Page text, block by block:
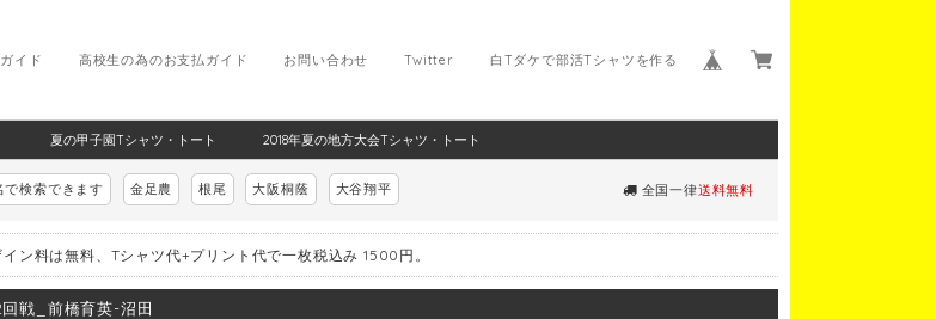
白Tダケで部活Tシャツを作る
Twitter
お問い合わせ
高校生の為のお支払ガイド
イド
夏の甲子園Tシャツ・トート 2018年夏の地方大会Tシャツ・トート
で検索できます 金足農 根尾 大阪桐蔭 大谷翔平 全国一律送料無料
ン料は無料、Tシャツ代+プリント代で一枚税込み 1500円。
戦_前橋育英-沼田